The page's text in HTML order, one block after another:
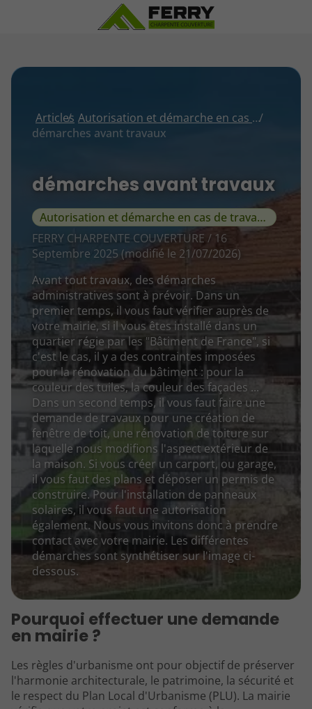
Articles
Autorisation et démarche en cas de travaux
démarches avant travaux
démarches avant travaux
Autorisation et démarche en cas de travaux
FERRY CHARPENTE COUVERTURE / 16
Septembre 2025 (modifié le 21/07/2026)
Avant tout travaux, des démarches
administratives sont à prévoir. Dans un
premier temps, il vous faut vérifier auprès de
votre mairie, si il vous êtes installé dans un
quartier régie par les "Bâtiment de France", si
c'est le cas, il y a des contraintes imposées
pour la rénovation du bâtiment : pour la
couleur des tuiles, la couleur des façades ...
Dans un second temps, il vous faut faire une
demande de travaux pour une création de
fenêtre de toit, une rénovation de toiture sur
laquelle nous modifions l'aspect extérieur de
la maison. Si vous créer un carport, ou garage,
il vous faut des plans et déposer un permis de
construire. Pour l'installation de panneaux
solaires, il vous faut une autorisation
également. Nous vous invitons donc à prendre
contact avec votre mairie. Les différentes
démarches sont synthétiser sur l'image ci-
dessous.
Pourquoi effectuer une demande
en mairie ?
Les règles d'urbanisme ont pour objectif de préserver
l'harmonie architecturale, le patrimoine, la sécurité et
le respect du Plan Local d'Urbanisme (PLU). La mairie